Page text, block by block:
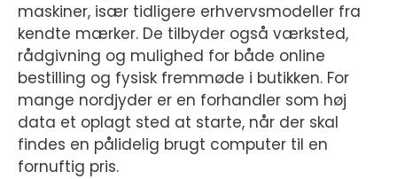
maskiner, især tidligere erhvervsmodeller fra
kendte mærker. De tilbyder også værksted,
rådgivning og mulighed for både online
bestilling og fysisk fremmøde i butikken. For
mange nordjyder er en forhandler som høj
data et oplagt sted at starte, når der skal
findes en pålidelig brugt computer til en
fornuftig pris.